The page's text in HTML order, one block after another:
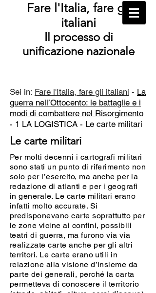
Fare l'Italia, fare gli
italiani
Il processo di
unificazione nazionale
Sei in: Fare l'Italia, fare gli italiani - La
guerra nell’Ottocento: le battaglie e i
modi di combattere nel Risorgimento
- 1 LA LOGISTICA - Le carte militari
Le carte militari
Per molti decenni i cartografi militari
sono stati un punto di riferimento non
solo per l’esercito, ma anche per la
redazione di atlanti e per i geografi
in generale. Le carte militari erano
infatti molto accurate. Si
predisponevano carte soprattutto per
le zone vicine ai confini, possibili
teatri di guerra, ma furono via via
realizzate carte anche per gli altri
territori. Le carte erano utili in
relazione alla visione d’insieme da
parte dei generali, perché la carta
permetteva di conoscere il territorio